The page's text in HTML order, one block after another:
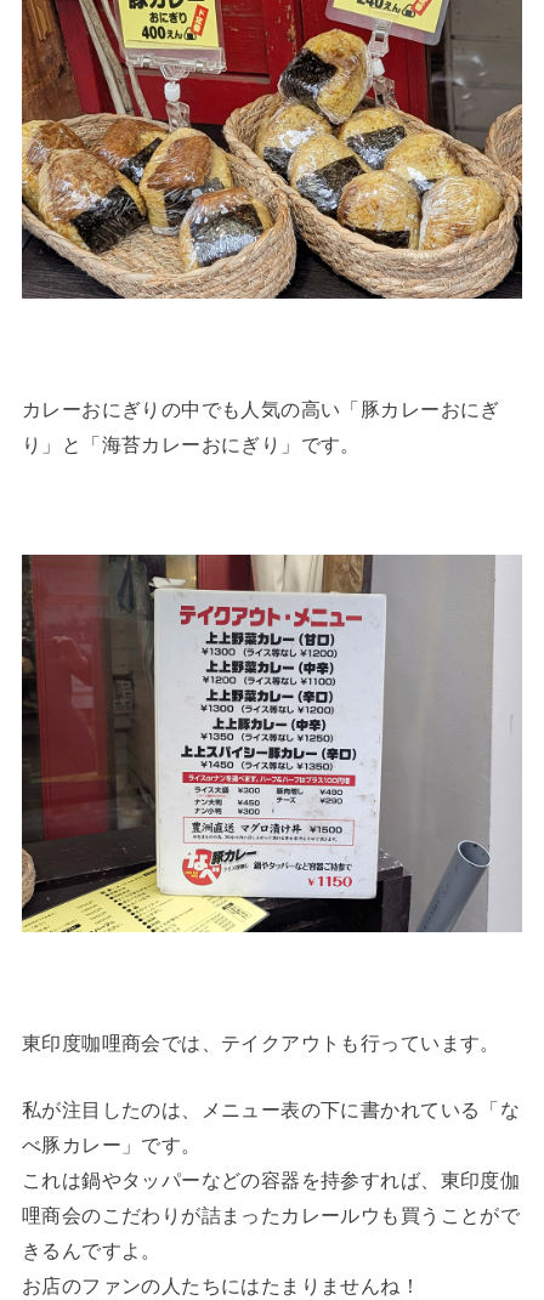
カレーおにぎりの中でも人気の高い「豚カレーおにぎ
り」と「海苔カレーおにぎり」です。
東印度咖哩商会では、テイクアウトも行っています。
私が注目したのは、メニュー表の下に書かれている「な
べ豚カレー」です。
これは鍋やタッパーなどの容器を持参すれば、東印度伽
哩商会のこだわりが詰まったカレールウも買うことがで
きるんですよ。
お店のファンの人たちにはたまりませんね！